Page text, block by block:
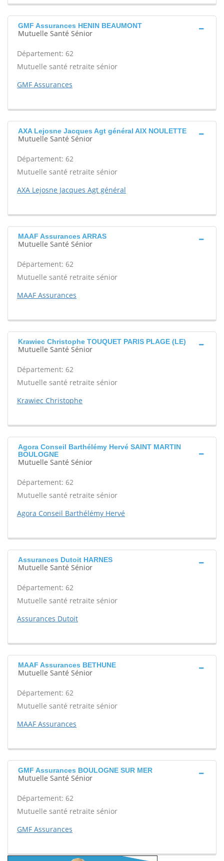
GMF Assurances HENIN BEAUMONT
Mutuelle Santé Sénior
Département: 62
Mutuelle santé retraite sénior
GMF Assurances
AXA Lejosne Jacques Agt général AIX NOULETTE
Mutuelle Santé Sénior
Département: 62
Mutuelle santé retraite sénior
AXA Lejosne Jacques Agt général
MAAF Assurances ARRAS
Mutuelle Santé Sénior
Département: 62
Mutuelle santé retraite sénior
MAAF Assurances
Krawiec Christophe TOUQUET PARIS PLAGE (LE)
Mutuelle Santé Sénior
Département: 62
Mutuelle santé retraite sénior
Krawiec Christophe
Agora Conseil Barthélémy Hervé SAINT MARTIN
BOULOGNE
Mutuelle Santé Sénior
Département: 62
Mutuelle santé retraite sénior
Agora Conseil Barthélémy Hervé
Assurances Dutoit HARNES
Mutuelle Santé Sénior
Département: 62
Mutuelle santé retraite sénior
Assurances Dutoit
MAAF Assurances BETHUNE
Mutuelle Santé Sénior
Département: 62
Mutuelle santé retraite sénior
MAAF Assurances
GMF Assurances BOULOGNE SUR MER
Mutuelle Santé Sénior
Département: 62
Mutuelle santé retraite sénior
GMF Assurances